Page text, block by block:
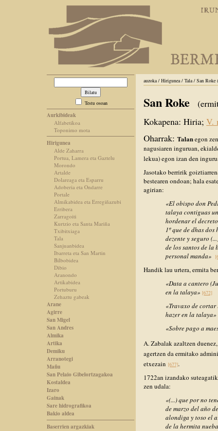
Testu osoan
Aurkibideak
Alfabetikoa
Toponimo mota
Hirigunea
Alde Zaharra
Portua, Lamera eta Gaztelu
Morondo
Artalde
Dolareaga eta Esparru
Adoberia eta Ondarre
Portale
Almikabidea eta Erregiñazubi
Erribera
Zarragoiti
Kurtzio eta Santa Mariña
Txibitxiaga
Tala
Sanjuanbidea
Ibarreta eta San Martin
Bilbobidea
Dibio
Aranondo
Artikabidea
Portuburu
Zehaztu gabeak
Arane
Agirre
San Migel
San Andres
Almika
Artika
Demiku
Arranotegi
Mañu
San Pelaio Gibelortzagakoa
Kostaldea
Izaro
Gainak
Sare hidrografikoa
Bakio aldea
Baserrien argazkiak
auzoka / Hirigunea / Tala / San
San Roke
Kokapena: Hiria; V.
Oharrak: Talanegon
nagusiaren inguruan,
lekua) egon izan den
Jasotako berririk
bestearen ondoan; hala
agirian:
«El obispo don
talaya contiguas
hordenar el
1º que de dhas
dezente y seguro
de los santos de la
personal manda»
Handik lau urtera, ermita
«Data a cantero
en la talaya» [672]
«Travaxo de cortar
hazer en la talaya»
«Sobre pago a
A. Zabalak azaltzen
agertzen da ermitako
etxezain [677].
1722an izandako
zen udala:
«(...) que por no
de marzo del año
alondiga y toso el
de la hermita